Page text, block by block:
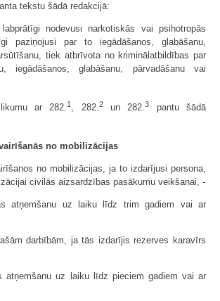
tekstu šādā redakcijā:
nodevusi narkotiskās vai psihotropās
paziņojusi par to iegādāšanos, glabāšanu,
tiek atbrīvota no kriminālatbildības par
iegādāšanos, glabāšanu, pārvadāšanu vai
ar 282.1 , 282. 2un 282.3
pantu šādā
no mobilizācijas
no mobilizācijas, ja to izdarījusi persona,
civilās aizsardzības pasākumu veikšanai, -
atņemšanu uz laiku līdz trim gadiem vai ar
darbībām, ja tās izdarījis rezerves karavīrs
atņemšanu uz laiku līdz pieciem gadiem vai ar